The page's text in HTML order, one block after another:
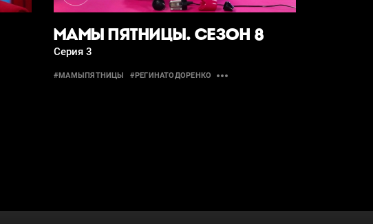
МАМЫ ПЯТНИЦЫ. СЕЗОН 8
Серия 3
#МАМЫПЯТНИЦЫ #РЕГИНАТОДОРЕНКО